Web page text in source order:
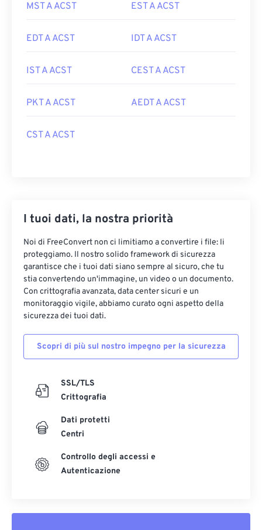
MST A ACST EST A ACST
EDT A ACST IDT A ACST
IST A ACST CEST A ACST
PKT A ACST AEDT A ACST
CST A ACST
I tuoi dati, la nostra priorità
Noi di FreeConvert non ci limitiamo a convertire i file: li
proteggiamo. Il nostro solido framework di sicurezza
garantisce che i tuoi dati siano sempre al sicuro, che tu
stia convertendo un'immagine, un video o un documento.
Con crittografia avanzata, data center sicuri e un
monitoraggio vigile, abbiamo curato ogni aspetto della
sicurezza dei tuoi dati.
Scopri di più sul nostro impegno per la sicurezza
SSL/TLS
Crittografia
Dati protetti
Centri
Controllo degli accessi e
Autenticazione